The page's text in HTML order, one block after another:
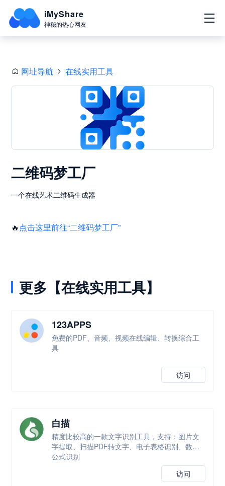
iMyShare
神秘的热心网友
网址导航 在线实用工具
二维码梦工厂
一个在线艺术二维码生成器
🔥 点击这里前往“二维码梦工厂”
更多【在线实用工具】
123APPS
免费的PDF、音频、视频在线编辑、转换综合工
具
访问
白描
精度比较高的一款文字识别工具，支持：图片文
字提取、扫描PDF转文字、电子表格识别、数学
公式识别
访问